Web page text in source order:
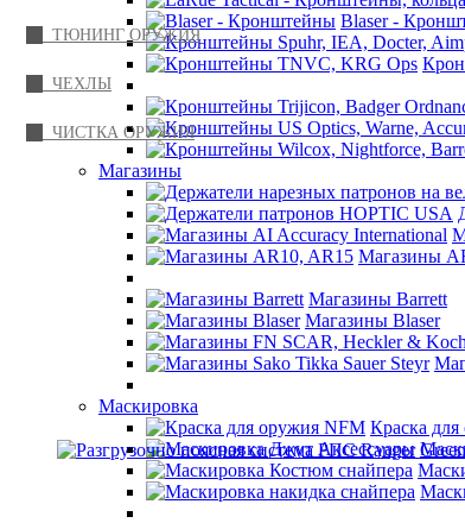
Blaser -
Магазины
Магазины
Магазины Barrett
Магазины Blaser
Маскировка
Краска
ТЮНИНГ ОРУЖИЯ
ЧЕХЛЫ
ЧИСТКА ОРУЖИЯ
Снаряжение
Разгрузочные жилеты, РПС, суспендеры
Разгрузочно поясная система РПС Ranger Green
Разгрузочно поясная
Все о товаре
Характеристики
Отзывы (0)